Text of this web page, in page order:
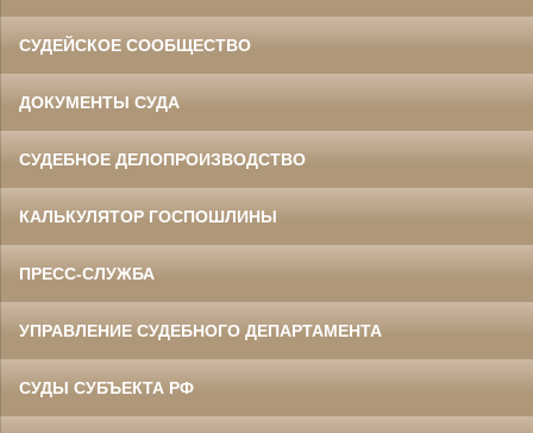
СУДЕЙСКОЕ СООБЩЕСТВО
ДОКУМЕНТЫ СУДА
СУДЕБНОЕ ДЕЛОПРОИЗВОДСТВО
КАЛЬКУЛЯТОР ГОСПОШЛИНЫ
ПРЕСС-СЛУЖБА
УПРАВЛЕНИЕ СУДЕБНОГО ДЕПАРТАМЕНТА
СУДЫ СУБЪЕКТА РФ